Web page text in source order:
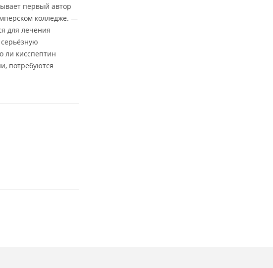
первый автор
колледже. —
для лечения
ли кисспептин
потребуются